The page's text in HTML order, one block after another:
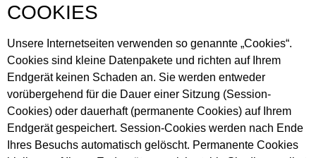
COOKIES
Unsere Internetseiten verwenden so genannte „Cookies“.
Cookies sind kleine Datenpakete und richten auf Ihrem
Endgerät keinen Schaden an. Sie werden entweder
vorübergehend für die Dauer einer Sitzung (Session-
Cookies) oder dauerhaft (permanente Cookies) auf Ihrem
Endgerät gespeichert. Session-Cookies werden nach Ende
Ihres Besuchs automatisch gelöscht. Permanente Cookies